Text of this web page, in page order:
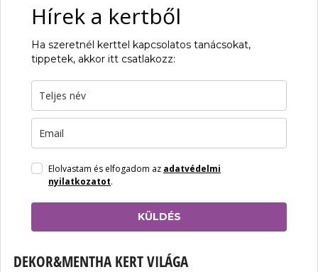
Hírek a kertből
Ha szeretnél kerttel kapcsolatos tanácsokat,
tippetek, akkor itt csatlakozz:
Elolvastam és elfogadom az adatvédelmi
nyilatkozatot.
KÜLDÉS
DEKOR&MENTHA KERT VILÁGA